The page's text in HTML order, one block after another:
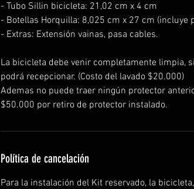
- Tubo Sillin bicicleta: 21,02 cm x 4 cm
- Botellas Horquilla: 8,025 cm x 27 cm (incluye
- Extras: Extensión vainas, pasa cables.
La bicicleta debe venir completamente limpia,
podrá recepcionar. (Costo del lavado $20.000)
Ademas no puede traer ningún protector
$50.000 por retiro de protector instalado.
Política de cancelación
Para la instalación del Kit reservado, la